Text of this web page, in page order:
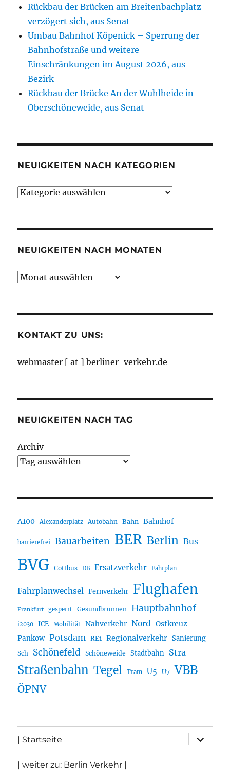
Rückbau der Brücken am Breitenbachplatz
verzögert sich, aus Senat
Umbau Bahnhof Köpenick – Sperrung der
Bahnhofstraße und weitere
Einschränkungen im August 2026, aus
Bezirk
Rückbau der Brücke An der Wuhlheide in
Oberschöneweide, aus Senat
NEUIGKEITEN NACH KATEGORIEN
Neuigkeiten
NEUIGKEITEN NACH MONATEN
Neuigkeiten
KONTAKT ZU UNS:
webmaster [ at ] berliner-verkehr.de
NEUIGKEITEN NACH TAG
Archiv
A100 Alexanderplatz Autobahn Bahn Bahnhof
barrierefrei Bauarbeiten BER Berlin Bus
BVG Cottbus DB Ersatzverkehr Fahrplan
Fahrplanwechsel Fernverkehr Flughafen
Frankfurt gesperrt Gesundbrunnen Hauptbahnhof
i2030 ICE Mobilität Nahverkehr Nord Ostkreuz
Pankow Potsdam RE1 Regionalverkehr Sanierung
Sch Schönefeld Schöneweide Stadtbahn Stra
Straßenbahn Tegel Tram U5 U7 VBB
ÖPNV
| Startseite
öffnen
| weiter zu: Berlin Verkehr |